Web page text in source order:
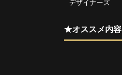
デザイナーズ
★オススメ内容